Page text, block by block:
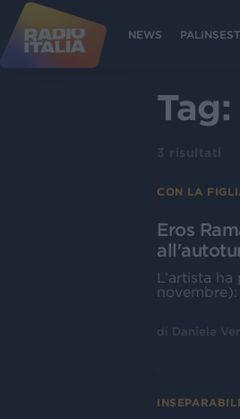
NEWS
Tag:
3 risultati
CON LA
Eros
L’artista
di Daniele
INSEPARABILI